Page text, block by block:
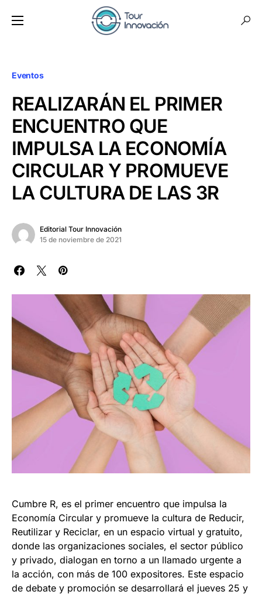
Eventos
REALIZARÁN EL PRIMER
ENCUENTRO QUE
IMPULSA LA ECONOMÍA
CIRCULAR Y PROMUEVE
LA CULTURA DE LAS 3R
Editorial Tour Innovación
15 de noviembre de 2021
Cumbre R, es el primer encuentro que impulsa la
Economía Circular y promueve la cultura de Reducir,
Reutilizar y Reciclar, en un espacio virtual y gratuito,
donde las organizaciones sociales, el sector público
y privado, dialogan en torno a un llamado urgente a
la acción, con más de 100 expositores. Este espacio
de debate y promoción se desarrollará el jueves 25 y